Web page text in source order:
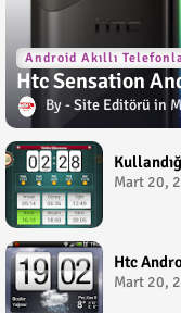
Android Akıllı
Htc Sensation
Site Editörü
Mart 20,
Htc
Mart 20,